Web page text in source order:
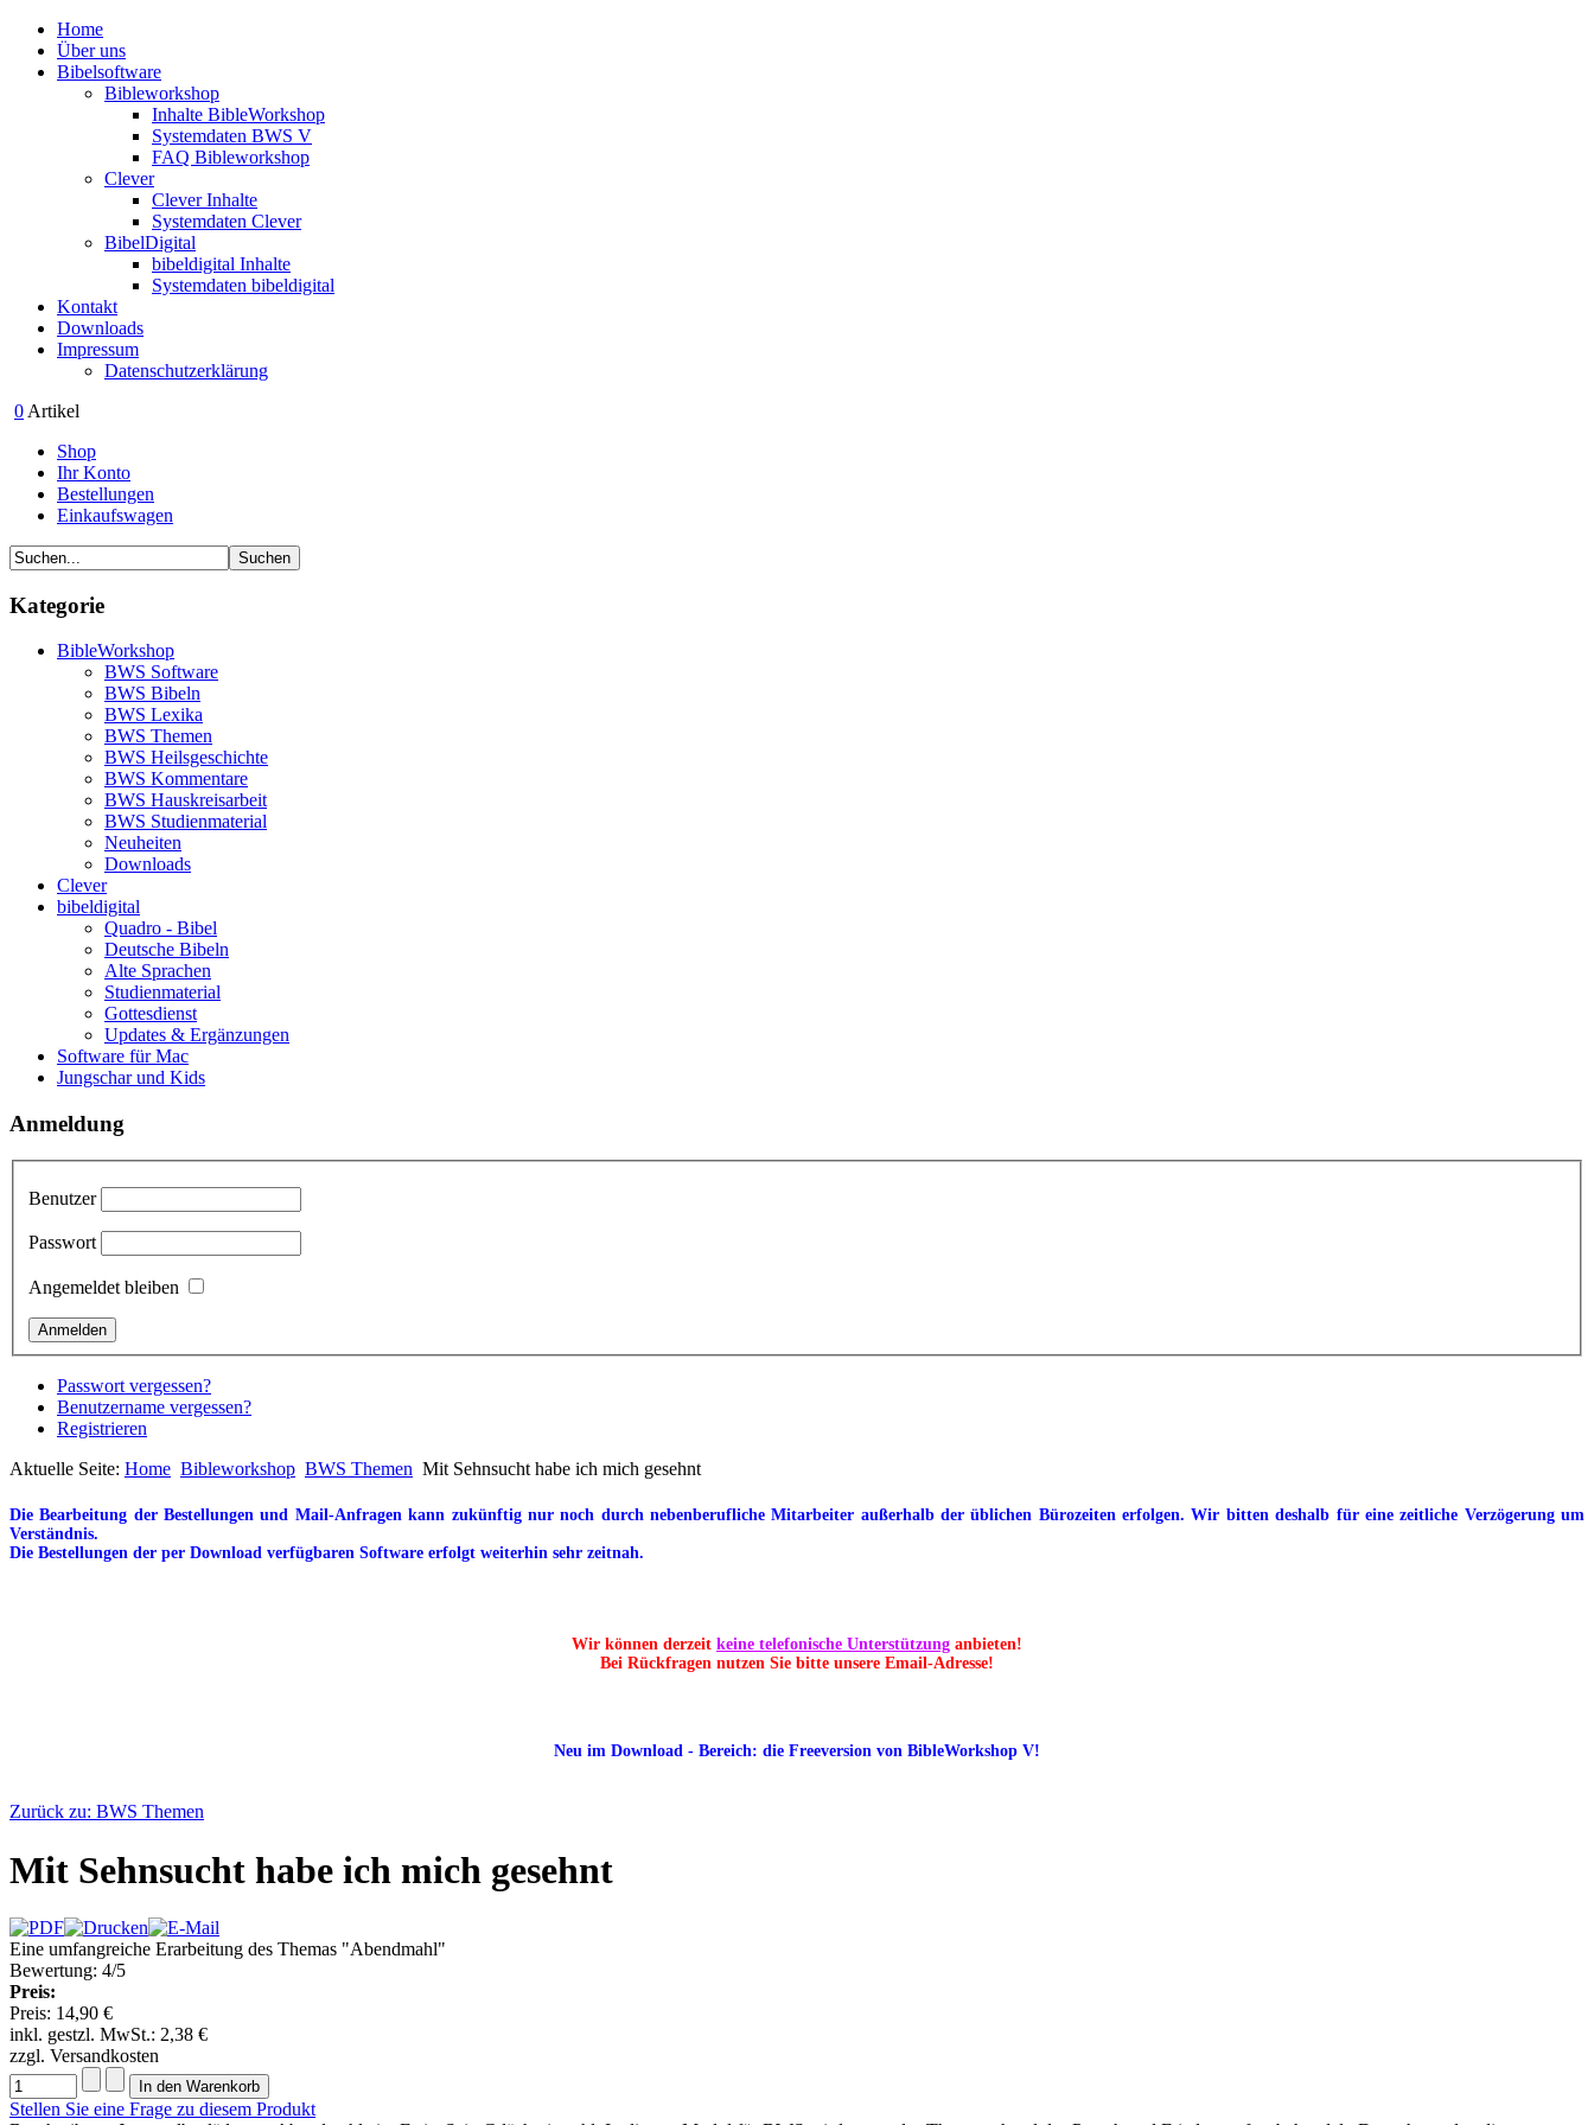
Home
Über uns
Bibelsoftware
Bibleworkshop
Inhalte BibleWorkshop
Systemdaten BWS V
FAQ Bibleworkshop
Clever
Clever Inhalte
Systemdaten Clever
BibelDigital
bibeldigital Inhalte
Systemdaten bibeldigital
Kontakt
Downloads
Impressum
Datenschutzerklärung
0 Artikel
Shop
Ihr Konto
Bestellungen
Einkaufswagen
Kategorie
BibleWorkshop
BWS Software
BWS Bibeln
BWS Lexika
BWS Themen
BWS Heilsgeschichte
BWS Kommentare
BWS Hauskreisarbeit
BWS Studienmaterial
Neuheiten
Downloads
Clever
bibeldigital
Quadro - Bibel
Deutsche Bibeln
Alte Sprachen
Studienmaterial
Gottesdienst
Updates & Ergänzungen
Software für Mac
Jungschar und Kids
Anmeldung
Benutzer
Passwort
Angemeldet bleiben
Passwort vergessen?
Benutzername vergessen?
Registrieren
Aktuelle Seite: Home Bibleworkshop BWS Themen Mit Sehnsucht habe ich mich gesehnt
Die Bearbeitung der Bestellungen und Mail-Anfragen kann zukünftig nur noch durch nebenberufliche Mitarbeiter außerhalb der üblichen Bürozeiten erfolgen. Wir bitten deshalb für eine zeitliche Verzögerung um
Verständnis.
Die Bestellungen der per Download verfügbaren Software erfolgt weiterhin sehr zeitnah.
Wir können derzeit keine telefonische Unterstützung anbieten!
Bei Rückfragen nutzen Sie bitte unsere Email-Adresse!
Neu im Download - Bereich: die Freeversion von BibleWorkshop V!
Zurück zu: BWS Themen
Mit Sehnsucht habe ich mich gesehnt
Eine umfangreiche Erarbeitung des Themas "Abendmahl"
Bewertung: 4/5
Preis:
Preis: 14,90 €
inkl. gestzl. MwSt.: 2,38 €
zzgl. Versandkosten
Stellen Sie eine Frage zu diesem Produkt